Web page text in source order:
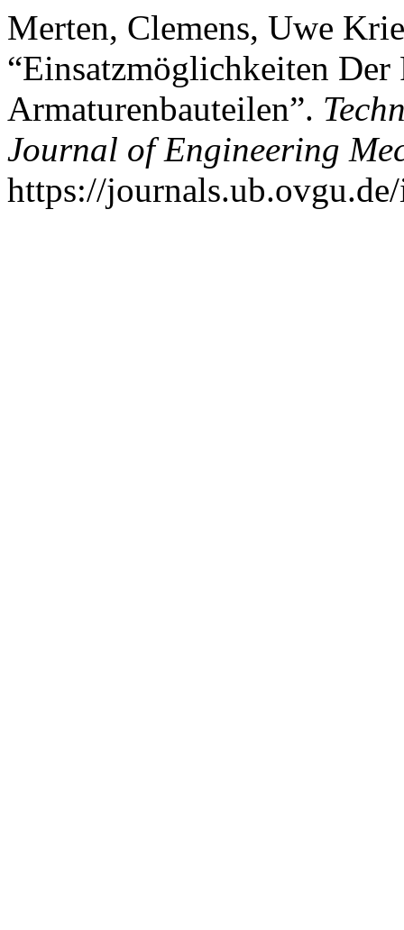
Merten, Clemens, Uwe
“Einsatzmöglichkeiten
Armaturenbauteilen”.
Journal of Engineering
https://